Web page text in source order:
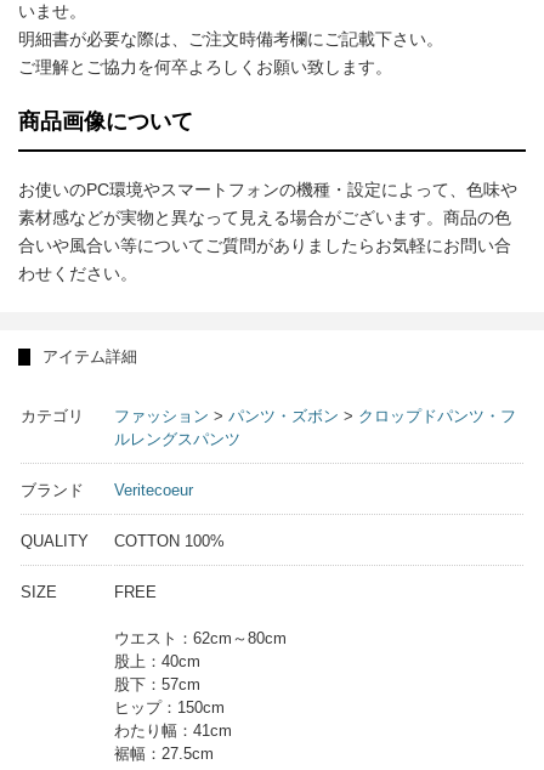
いませ。
明細書が必要な際は、ご注文時備考欄にご記載下さい。
ご理解とご協力を何卒よろしくお願い致します。
商品画像について
お使いのPC環境やスマートフォンの機種・設定によって、色味や
素材感などが実物と異なって見える場合がございます。商品の色
合いや風合い等についてご質問がありましたらお気軽にお問い合
わせください。
アイテム詳細
カテゴリ ファッション > パンツ・ズボン > クロップドパンツ・フ
ルレングスパンツ
ブランド Veritecoeur
QUALITY COTTON 100%
SIZE FREE
ウエスト：62cm～80cm
股上：40cm
股下：57cm
ヒップ：150cm
わたり幅：41cm
裾幅：27.5cm